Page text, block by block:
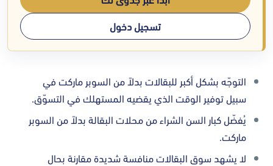
تسجيل دخول
التوجّه بشكل أكبر للبقالات بدلاً من السوبر ماركت في
سبيل توفير الوقت الذي يقضيه المستهلك في التسوّق.
يُفضّل كبار السن الشراء من محلات البقالة بدلاً من السوبر
ماركت.
لا يشهد سوق البقالات منافسة شديدة مقارنة بحال